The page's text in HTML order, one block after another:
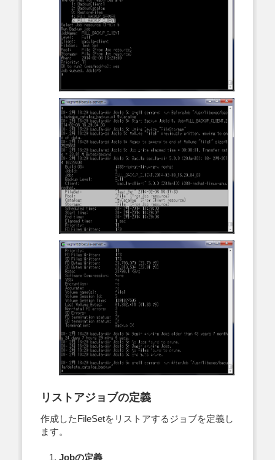
リストアジョブの定義
作成したFileSetをリストアするジョブを定義し
ます。
Jobの定義